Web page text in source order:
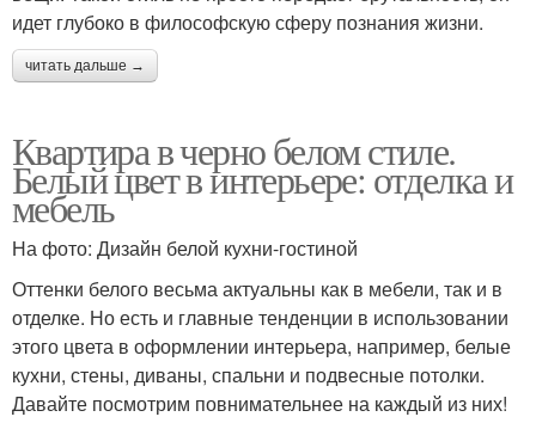
идет глубоко в философскую сферу познания жизни.
читать дальше →
Квартира в черно белом стиле.
Белый цвет в интерьере: отделка и
мебель
На фото: Дизайн белой кухни-гостиной
Оттенки белого весьма актуальны как в мебели, так и в
отделке. Но есть и главные тенденции в использовании
этого цвета в оформлении интерьера, например, белые
кухни, стены, диваны, спальни и подвесные потолки.
Давайте посмотрим повнимательнее на каждый из них!